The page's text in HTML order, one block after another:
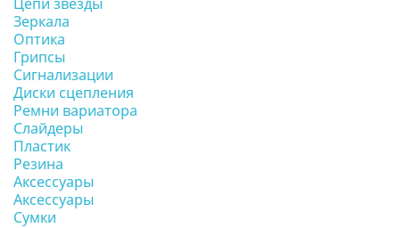
Зеркала
Оптика
Грипсы
Сигнализации
Диски сцепления
Ремни вариатора
Слайдеры
Пластик
Резина
Аксессуары
Аксессуары
Сумки